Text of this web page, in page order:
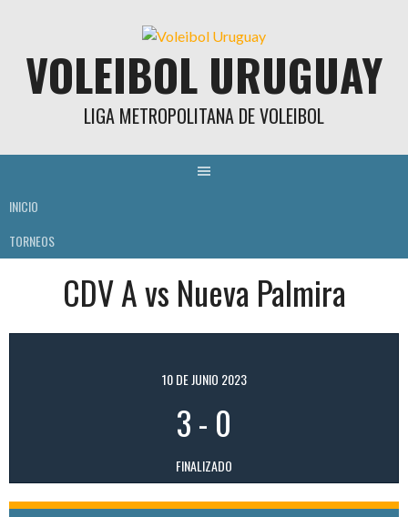
VOLEIBOL URUGUAY
LIGA METROPOLITANA DE VOLEIBOL
INICIO
TORNEOS
CDV A vs Nueva Palmira
10 DE JUNIO 2023
3- 0
FINALIZADO